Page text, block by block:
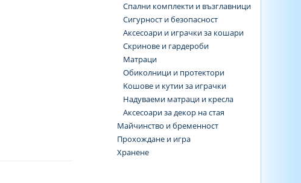
Спални комплекти и възглавници
Сигурност и безопасност
Аксесоари и играчки за кошари
Скринове и гардероби
Матраци
Обиколници и протектори
Koшове и кутии за играчки
Надуваеми матраци и кресла
Аксесоари за декор на стая
Майчинство и бременност
Прохождане и игра
Хранене